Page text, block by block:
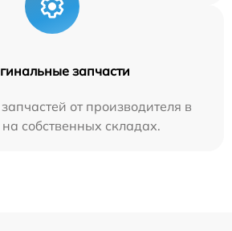
запчасти
от производителя в
собственных складах.